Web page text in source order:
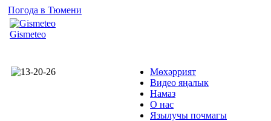
Погода в Тюмени
Gismeteo
Мөхәррият
Видео яңалык
Намаз
О нас
Язылучы почмагы